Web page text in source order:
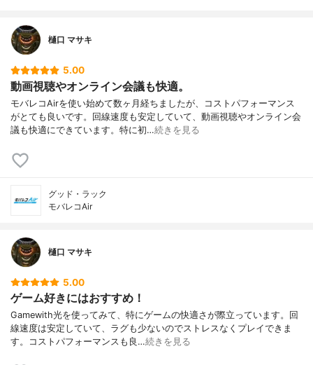
樋口 マサキ
5.00
動画視聴やオンライン会議も快適。
モバレコAirを使い始めて数ヶ月経ちましたが、コストパフォーマンス
がとても良いです。回線速度も安定していて、動画視聴やオンライン会
議も快適にできています。特に初…続きを見る
グッド・ラック
モバレコAir
樋口 マサキ
5.00
ゲーム好きにはおすすめ！
Gamewith光を使ってみて、特にゲームの快適さが際立っています。回
線速度は安定していて、ラグも少ないのでストレスなくプレイできま
す。コストパフォーマンスも良…続きを見る